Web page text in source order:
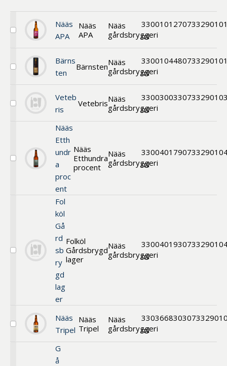
Benämning A-
Ö
GTIN
Välj
APA
Nääs
APA
Nääs
APA
Nääs
gårdsbryggeri
330
ml
010127
Välj
Bärns
ten
BärnstenNääs
gårdsbryggeri
330
ml
010448
Välj
Veteb
ris
VetebrisNääs
gårdsbryggeri
330
ml
030033
Välj
Nääs
Etth
undr
a
proc
ent
Nääs
Etthundra
procent
Nääs
gårdsbryggeri
330
ml
040179
Välj
Fol
köl
Gå
rd
sb
ry
gd
lag
er
Folköl
Gårdsbrygd
lager
Nääs
gårdsbryggeri
330
ml
040193
Välj
Tripel
Nääs
Tripel
Nääs
Tripel
Nääs
gårdsbryggeri
330
ml
3668303
G
å